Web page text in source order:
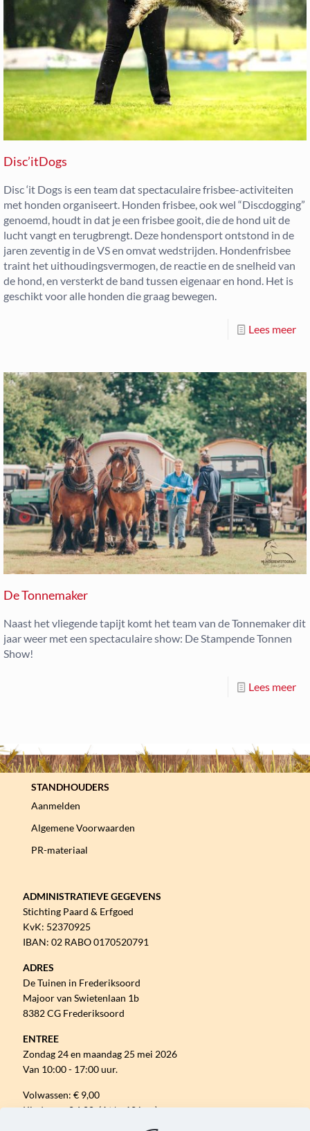
Disc’itDogs
Disc ‘it Dogs is een team dat spectaculaire frisbee-activiteiten
met honden organiseert. Honden frisbee, ook wel “Discdogging”
genoemd, houdt in dat je een frisbee gooit, die de hond uit de
lucht vangt en terugbrengt. Deze hondensport ontstond in de
jaren zeventig in de VS en omvat wedstrijden. Hondenfrisbee
traint het uithoudingsvermogen, de reactie en de snelheid van
de hond, en versterkt de band tussen eigenaar en hond. Het is
geschikt voor alle honden die graag bewegen.
Lees meer
De Tonnemaker
Naast het vliegende tapijt komt het team van de Tonnemaker dit
jaar weer met een spectaculaire show: De Stampende Tonnen
Show!
Lees meer
STANDHOUDERS
Aanmelden
Algemene Voorwaarden
PR-materiaal
ADMINISTRATIEVE GEGEVENS
Stichting Paard & Erfgoed
KvK: 52370925
IBAN: 02 RABO 0170520791
ADRES
De Tuinen in Frederiksoord
Majoor van Swietenlaan 1b
8382 CG Frederiksoord
ENTREE
Zondag 24 en maandag 25 mei 2026
Van 10:00 - 17:00 uur.
Volwassen: € 9,00
Kinderen: € 6,00 (4 t/m 12 jaar)